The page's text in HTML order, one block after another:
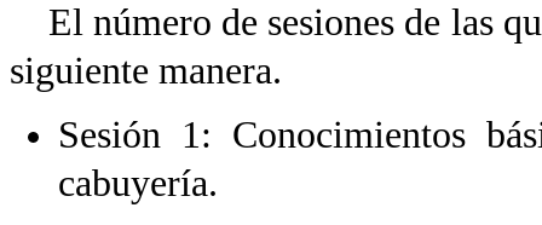
El número de sesiones de las
siguiente manera.
Sesión 1: Conocimientos
cabuyería.